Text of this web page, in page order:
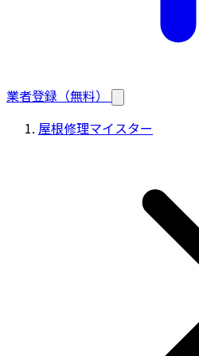
業者登録（無料）
屋根修理マイスター